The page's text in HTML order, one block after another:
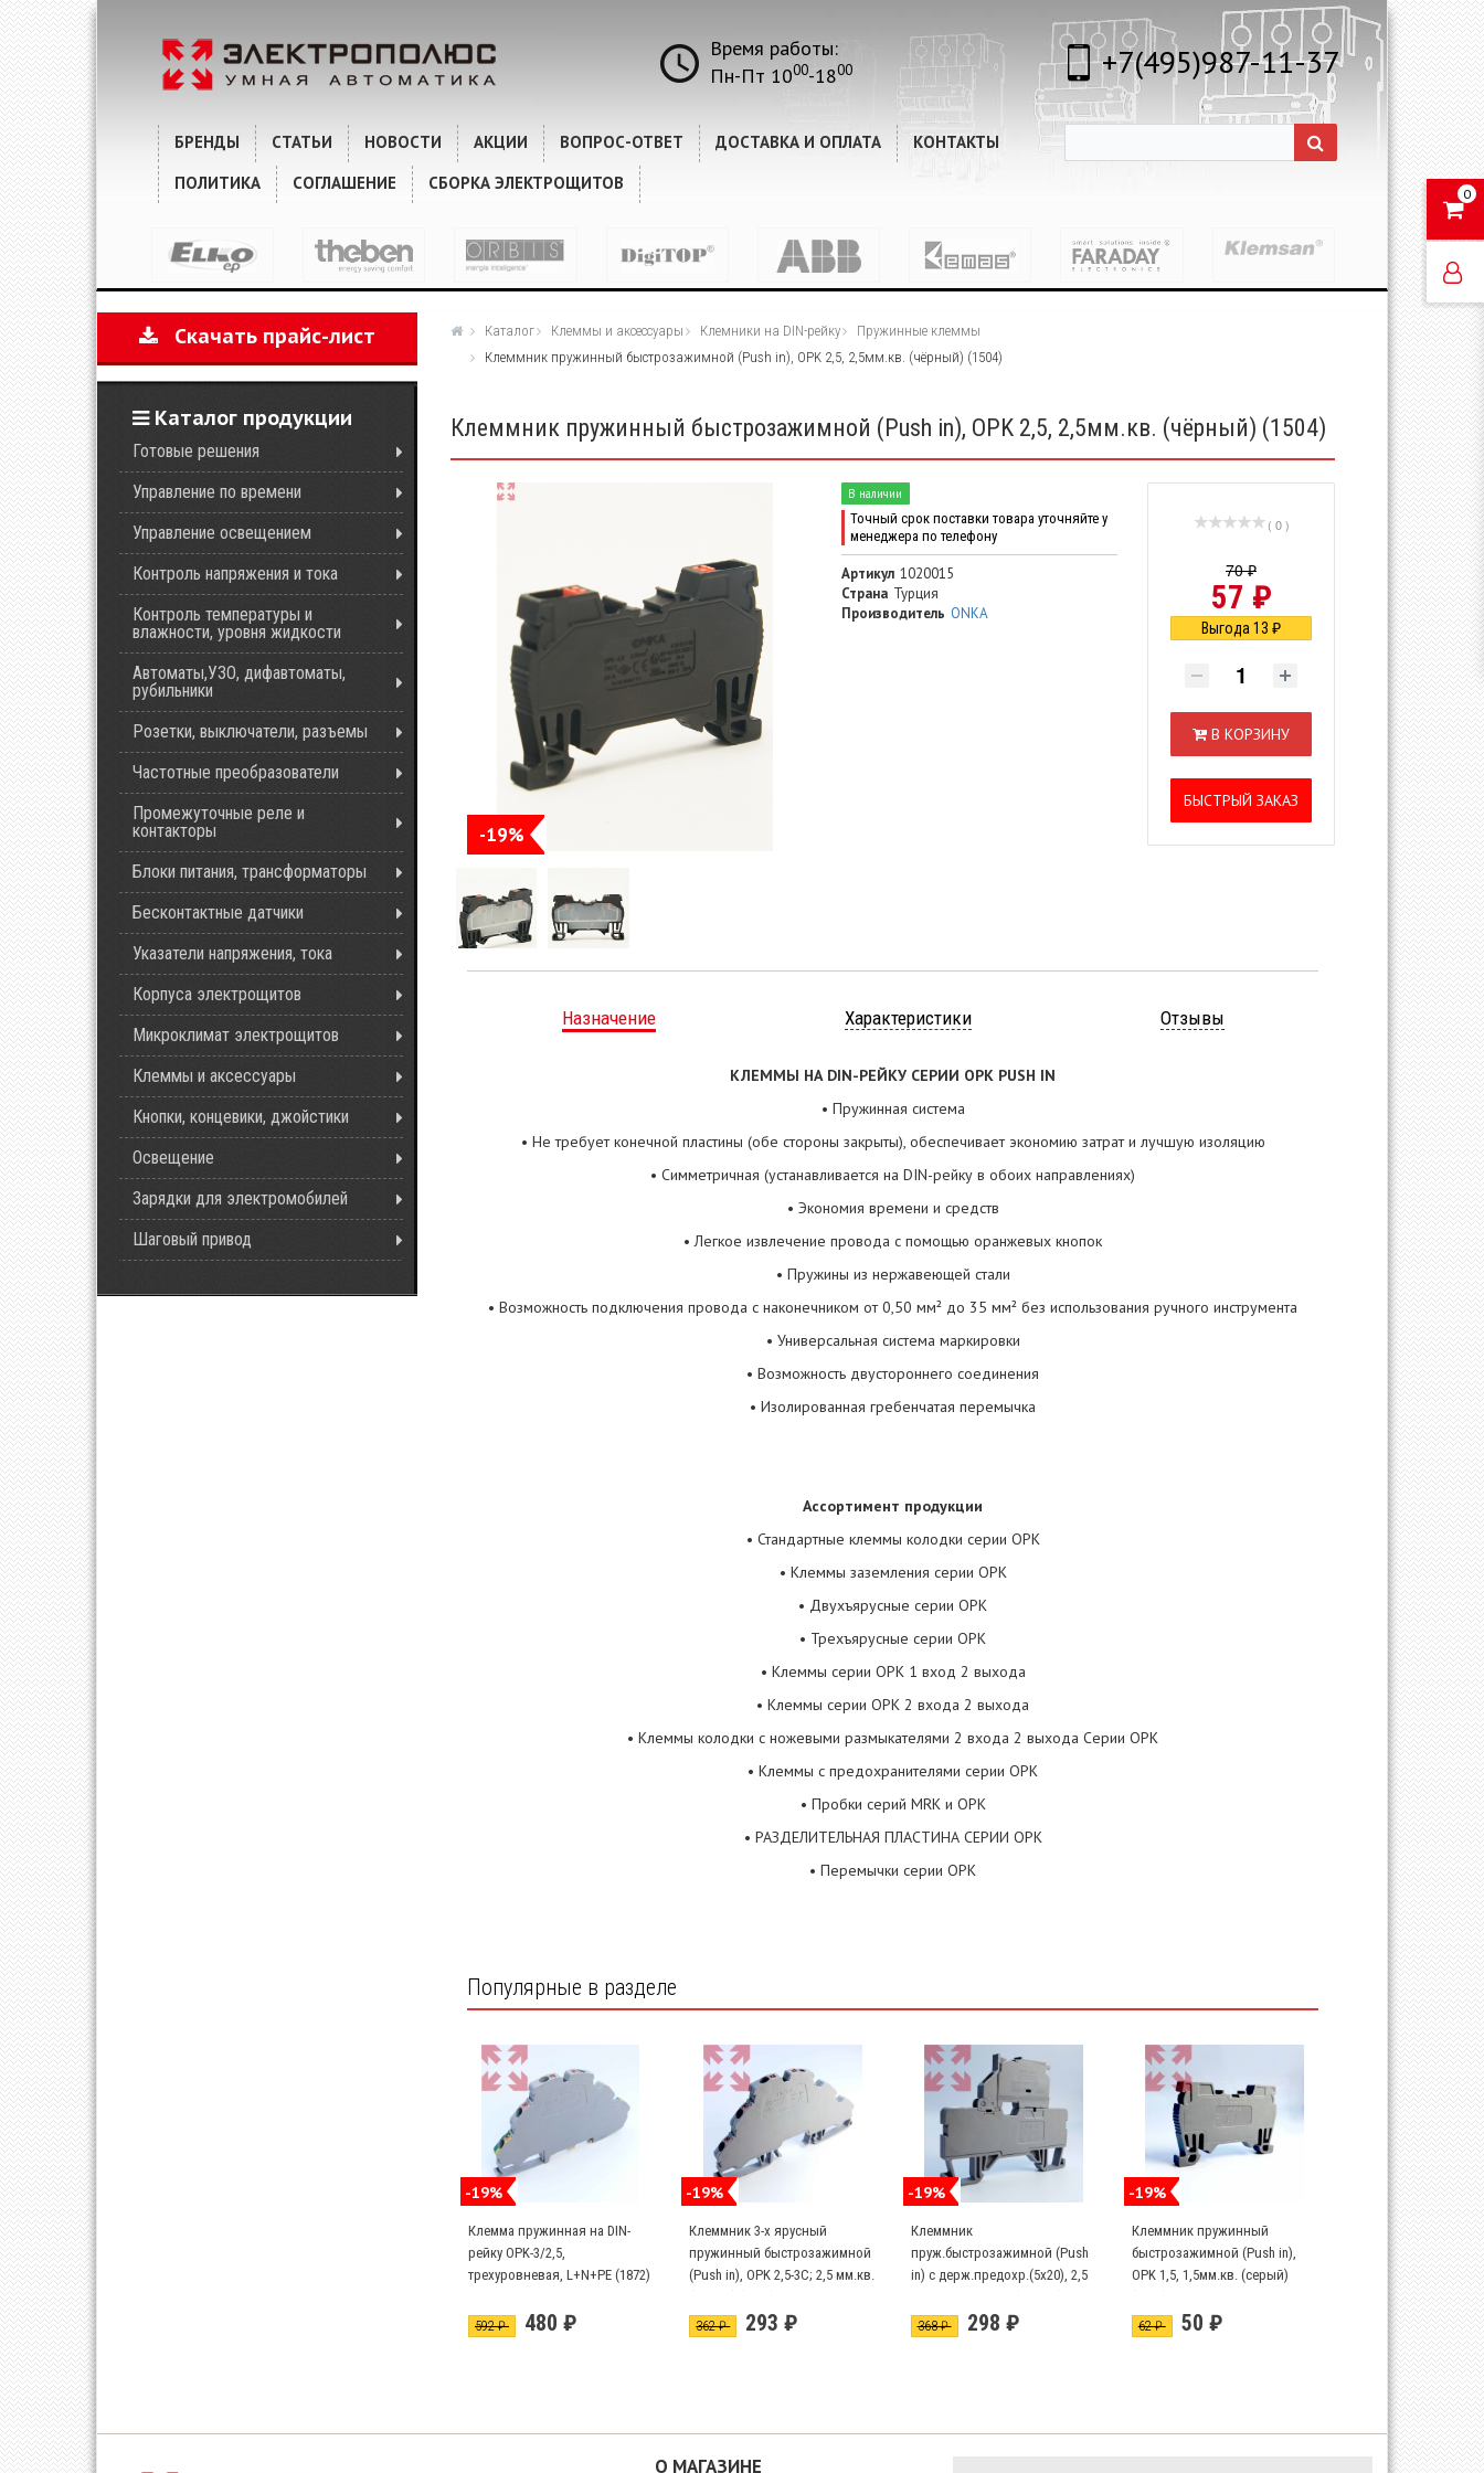
0
Время работы:
Пн-Пт 1000-1800 +7(495)987-11-37
БРЕНДЫ СТАТЬИ НОВОСТИ АКЦИИ ВОПРОС-ОТВЕТ ДОСТАВКА И ОПЛАТА
КОНТАКТЫ
ПОЛИТИКА
СОГЛАШЕНИЕ СБОРКА ЭЛЕКТРОЩИТОВ
Скачать прайс-лист
Каталог продукции
Готовые решения
Управление по времени
Управление освещением
Контроль напряжения и тока
Контроль температуры и
влажности, уровня жидкости
Автоматы,УЗО, дифавтоматы,
рубильники
Розетки, выключатели, разъемы
Частотные преобразователи
Промежуточные реле и
контакторы
Блоки питания, трансформаторы
Бесконтактные датчики
Указатели напряжения, тока
Корпуса электрощитов
Микроклимат электрощитов
Клеммы и аксессуары
Кнопки, концевики, джойстики
Освещение
Зарядки для электромобилей
Шаговый привод
Каталог Клеммы и аксессуары Клемники на DIN-рейку
Пружинные клеммы
Клеммник пружинный быстрозажимной (Push in), OPK 2,5, 2,5мм.кв. (чёрный) (1504)
Клеммник пружинный быстрозажимной (Push in), OPK 2,5, 2,5мм.кв. (чёрный) (1504)
-19%
( 0 )
70 ₽
57 ₽
Выгода 13 ₽
В КОРЗИНУ
БЫСТРЫЙ ЗАКАЗ
В наличии
Точный срок поставки товара уточняйте у
менеджера по телефону
Артикул 1020015
Страна Турция
Производитель ONKA
Назначение Характеристики Отзывы
КЛЕММЫ НА DIN-РЕЙКУ СЕРИИ OPK PUSH IN
• Пружинная система
• Не требует конечной пластины (обе стороны закрыты), обеспечивает экономию затрат и лучшую изоляцию
• Симметричная (устанавливается на DIN-рейку в обоих направлениях)
• Экономия времени и средств
• Легкое извлечение провода с помощью оранжевых кнопок
• Пружины из нержавеющей стали
• Возможность подключения провода с наконечником от 0,50 мм² до 35 мм² без использования ручного инструмента
• Универсальная система маркировки
• Возможность двустороннего соединения
• Изолированная гребенчатая перемычка
Ассортимент продукции
• Стандартные клеммы колодки серии ОРК
• Клеммы заземления серии ОРК
• Двухъярусные серии ОРК
• Трехъярусные серии ОРК
• Клеммы серии ОРК 1 вход 2 выхода
• Клеммы серии ОРК 2 входa 2 выхода
• Клеммы колодки с ножевыми размыкателями 2 входа 2 выхода Серии ОРК
• Клеммы с предохранителями серии ОРК
• Пробки серий MRK и ОРК
• РАЗДЕЛИТЕЛЬНАЯ ПЛАСТИНА СЕРИИ ОРК
• Перемычки серии ОРК
Популярные в разделе
-19%
Клемма пружинная на DIN-
рейку OPK-3/2,5,
трехуровневая, L+N+PE (1872)
592 ₽ 480 ₽
-19%
Клеммник 3-х ярусный
пружинный быстрозажимной
(Push in), OPK 2,5-3C; 2,5 мм.кв.
362 ₽ 293 ₽
-19%
Клеммник
пруж.быстрозажимной (Push
in) с держ.предохр.(5х20), 2,5
(2482)
368 ₽ 298 ₽
-19%
Клеммник пружинный
быстрозажимной (Push in),
OPK 1,5, 1,5мм.кв. (серый)
62 ₽ 50 ₽
О МАГАЗИНЕ